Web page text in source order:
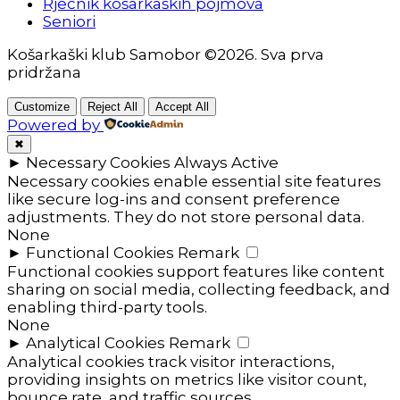
Seniori
Košarkaški klub Samobor ©2026. Sva prva
pridržana
Customize Reject All Accept All
Powered by
✖
► Necessary Cookies Always Active
Necessary cookies enable essential site features
like secure log-ins and consent preference
adjustments. They do not store personal data.
None
► Functional Cookies Remark
Functional cookies support features like content
sharing on social media, collecting feedback, and
enabling third-party tools.
None
► Analytical Cookies Remark
Analytical cookies track visitor interactions,
providing insights on metrics like visitor count,